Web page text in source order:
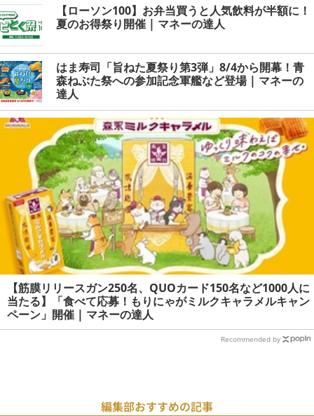
【ローソン100】お弁当買うと人気飲料が半額に！
夏のお得祭り開催 | マネーの達人
はま寿司「旨ねた夏祭り第3弾」8/4から開幕！青
森ねぶた祭への参加記念軍艦など登場 | マネーの
達人
【筋膜リリースガン250名、QUOカード150名など1000人に
当たる】「食べて応募！もりにゃがミルクキャラメルキャン
ペーン」開催 | マネーの達人
Recommended by
編集部おすすめの記事